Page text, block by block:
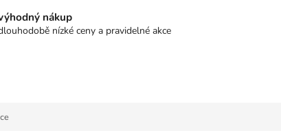
nákup
nízké ceny a pravidelné akce